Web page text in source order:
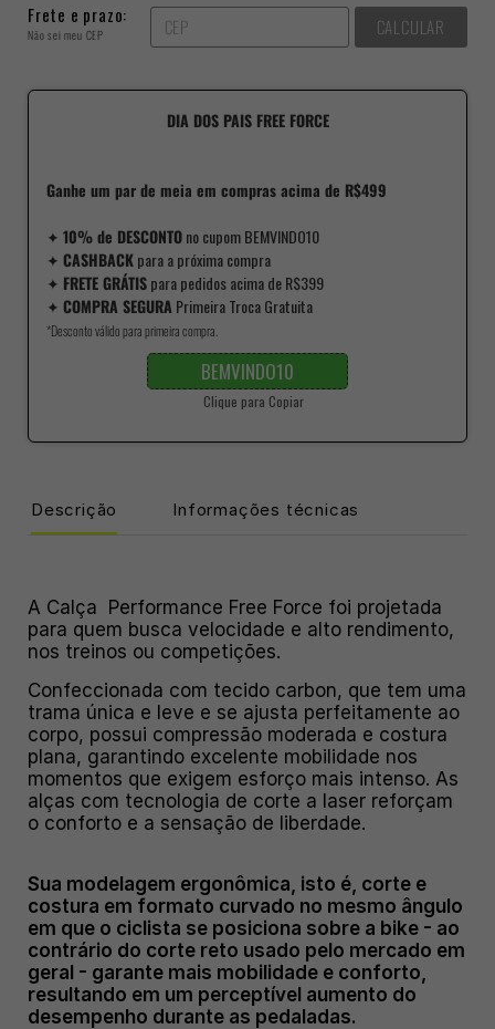
Frete e prazo:
Não sei meu CEP CALCULAR
DIA DOS PAIS FREE FORCE
Ganhe um par de meia em compras acima de R$499
✦ 10% de DESCONTOno cupom BEMVINDO10
✦ CASHBACKpara a próxima compra
✦ FRETE GRÁTISpara pedidos acima de R$399
✦ COMPRA SEGURA Primeira Troca Gratuita
*Desconto válido para primeira compra.
BEMVINDO10
Clique para Copiar
Descrição Informações técnicas
A Calça Performance Free Force foi projetada
para quem busca velocidade e alto rendimento,
nos treinos ou competições.
Confeccionada com tecido carbon, que tem uma
trama única e leve e se ajusta perfeitamente ao
corpo, possui compressão moderada e costura
plana, garantindo excelente mobilidade nos
momentos que exigem esforço mais intenso. As
alças com tecnologia de corte a laser reforçam
o conforto e a sensação de liberdade.
Sua modelagem ergonômica, isto é, corte e
costura em formato curvado no mesmo ângulo
em que o ciclista se posiciona sobre a bike - ao
contrário do corte reto usado pelo mercado em
geral - garante mais mobilidade e conforto,
resultando em um perceptível aumento do
desempenho durante as pedaladas.